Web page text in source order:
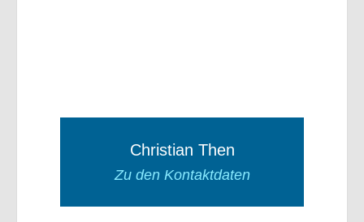
Christian Then
Zu den Kontaktdaten